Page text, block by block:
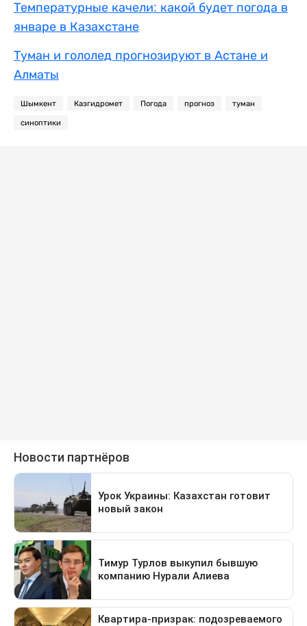
Температурные качели: какой будет погода в
январе в Казахстане
Туман и гололед прогнозируют в Астане и
Алматы
Шымкент Казгидромет Погода прогноз туман
синоптики